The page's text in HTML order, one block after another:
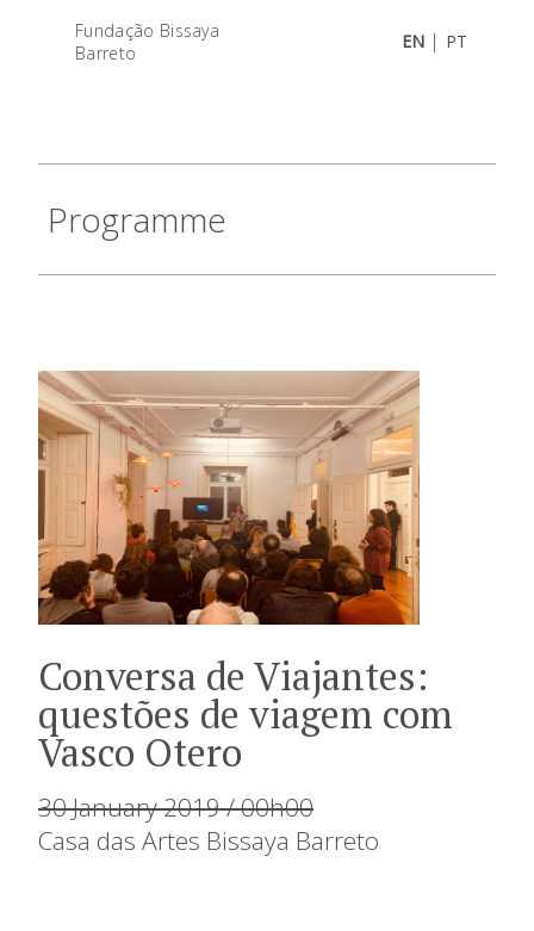
Fundação Bissaya
Barreto
EN | PT
Programme
Conversa de Viajantes:
questões de viagem com
Vasco Otero
30 January 2019 / 00h00
Casa das Artes Bissaya Barreto